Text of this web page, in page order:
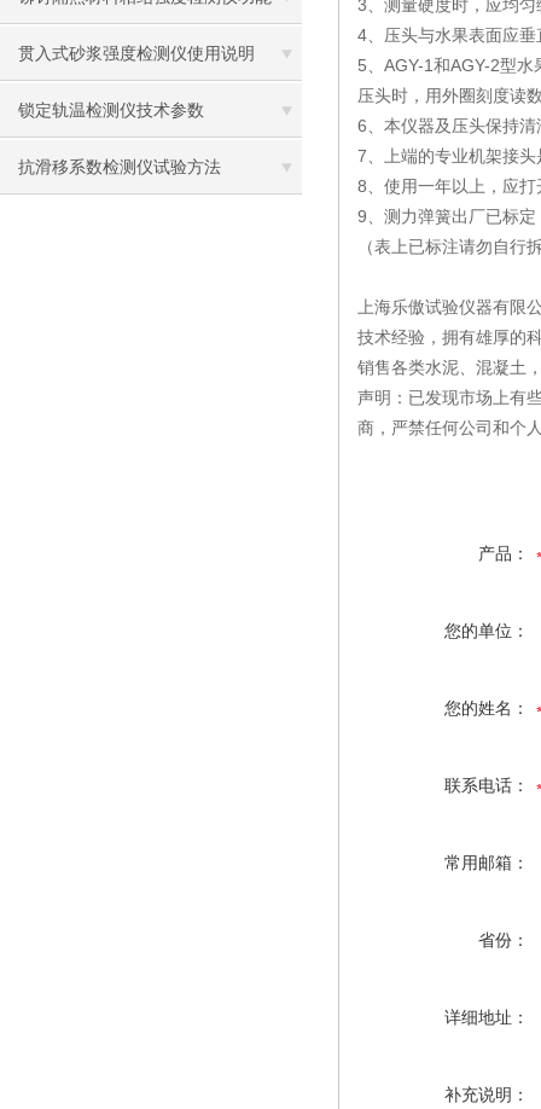
贯入式砂浆强度检测仪使用说明
锁定轨温检测仪技术参数
抗滑移系数检测仪试验方法
3、测量硬度时，应均
4、压头与水果表面应垂
5、 AGY-1 和AGY-2型水
压头时，用外圈刻度读
6、本仪器及压头保持
7、上端的专业机架接
8、使用一年以上，应
9、测力弹簧出厂已标
（表上已标注请勿自行
上海乐傲试验仪器有限
技术经验，拥有雄厚的
销售各类水泥、混凝土
声明：已发现市场上有
商，严禁任何公司和个
产品：
您的单位：
您的姓名：
联系电话：
常用邮箱：
省份：
详细地址：
补充说明：